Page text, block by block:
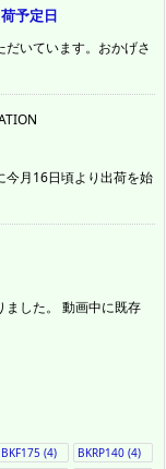
予定日
いています。おかげさ
月16日頃より出荷を始
ました。 動画中に既存
BKF175(4) BKRP140(4)